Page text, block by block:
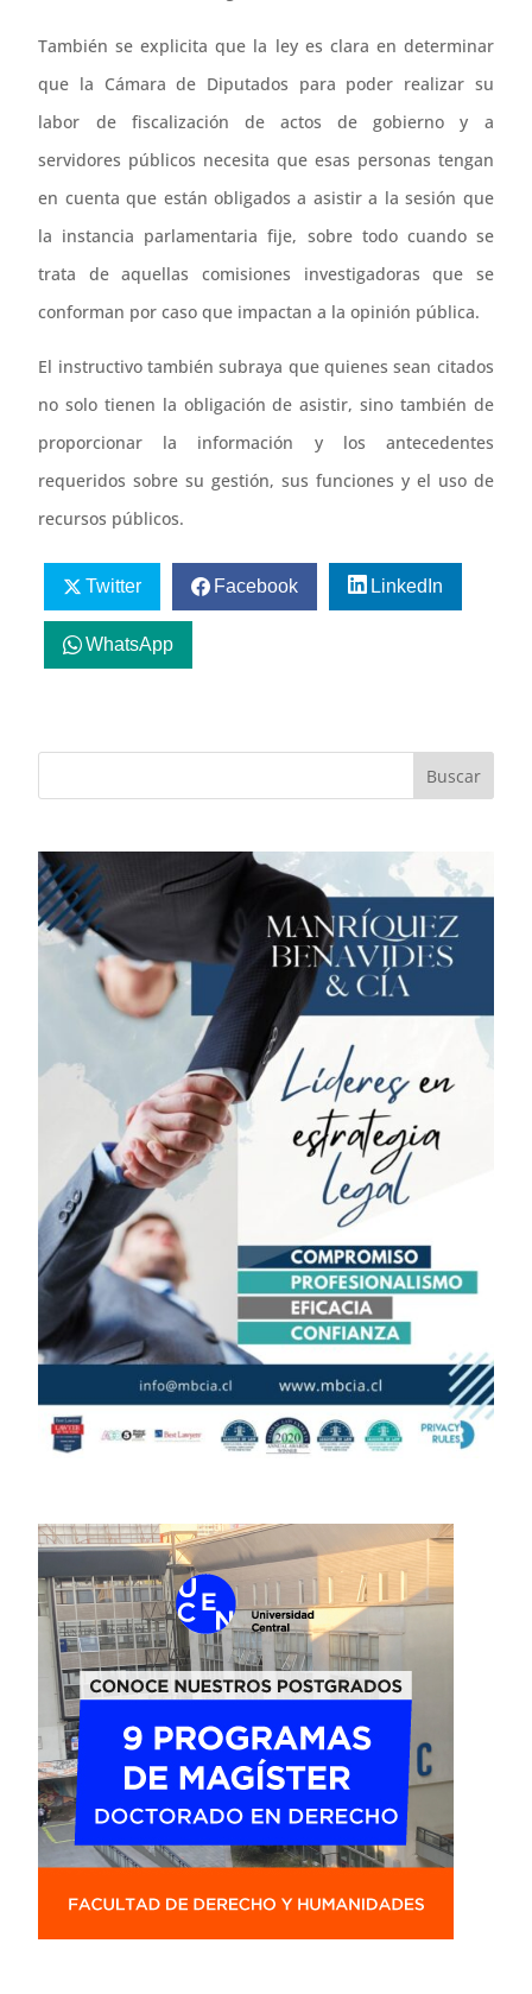
También se explicita que la ley es clara en determinar
que la Cámara de Diputados para poder realizar su
labor de fiscalización de actos de gobierno y a
servidores públicos necesita que esas personas tengan
en cuenta que están obligados a asistir a la sesión que
la instancia parlamentaria fije, sobre todo cuando se
trata de aquellas comisiones investigadoras que se
conforman por caso que impactan a la opinión pública.
El instructivo también subraya que quienes sean citados
no solo tienen la obligación de asistir, sino también de
proporcionar la información y los antecedentes
requeridos sobre su gestión, sus funciones y el uso de
recursos públicos.
Twitter Facebook LinkedIn
WhatsApp